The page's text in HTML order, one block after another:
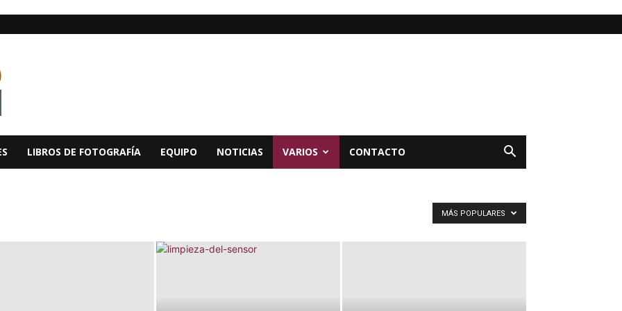
LIBROS DE FOTOGRAFÍA EQUIPO NOTICIAS VARIOS CONTACTO
MÁS POPULARES